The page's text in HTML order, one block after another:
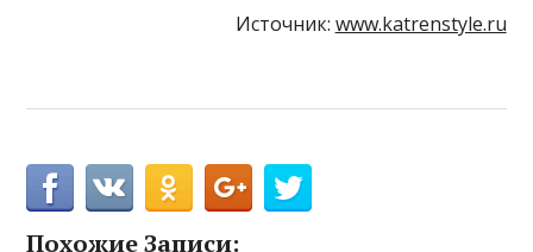
Источник: www.katrenstyle.ru
Похожие Записи: